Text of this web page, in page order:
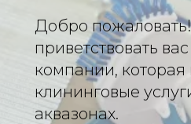
Добро
приветствовать
компании, которая
клининговые
аквазонах.